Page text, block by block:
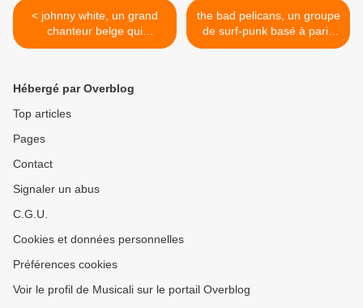
< johnny white, un grand
chanteur belge qui
enregistra aussi bien dans
the bad pelicans, un groupe
de surf-punk basé à paris
qui englobe toute la culture
Hébergé par Overblog
Top articles
Pages
Contact
Signaler un abus
C.G.U.
Cookies et données personnelles
Préférences cookies
Voir le profil de Musicali sur le portail Overblog